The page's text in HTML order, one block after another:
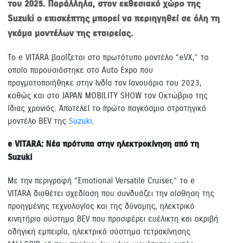
του 2025. Παράλληλα, στον εκθεσιακό χώρο της
Suzuki ο επισκέπτης μπορεί να περιηγηθεί σε όλη τη
γκάμα μοντέλων της εταιρείας.
Το e VITARA βασίζεται στο πρωτότυπο μοντέλο “eVX,” το
οποίο παρουσιάστηκε στο Auto Expo που
πραγματοποιήθηκε στην Ινδία τον Ιανουάριο του 2023,
καθώς και στο JAPAN MOBILITY SHOW τον Οκτώβριο της
ίδιας χρονιάς. Αποτελεί το πρώτο παγκόσμιο στρατηγικό
μοντέλο BEV της Suzuki.
e VITARA: Νέα πρότυπα στην ηλεκτροκίνηση από τη
Suzuki
Με την περιγραφή “Emotional Versatile Cruiser,” το e
VITARA διαθέτει σχεδίαση που συνδυάζει την αίσθηση της
προηγμένης τεχνολογίας και της δύναμης, ηλεκτρικό
κινητήριο σύστημα BEV που προσφέρει ευέλικτη και ακριβή
οδηγική εμπειρία, ηλεκτρικό σύστημα τετρακίνησης